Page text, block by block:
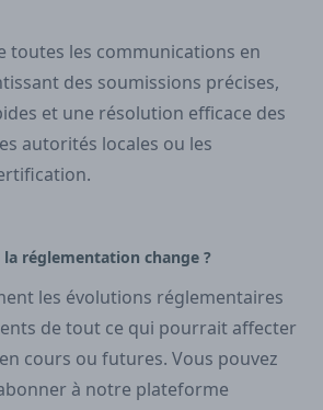
toutes les communications en
des soumissions précises,
et une résolution efficace des
autorités locales ou les
la réglementation change ?
les évolutions réglementaires
de tout ce qui pourrait affecter
cours ou futures. Vous pouvez
à notre plateforme